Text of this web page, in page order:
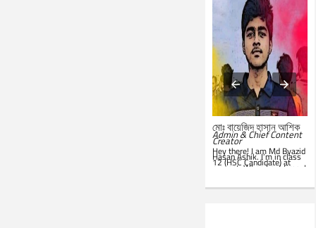
মোঃ বায়েজিদ হাসান আশিক
Admin & Chief Content
Creator
Hey there! I am Md Byazid
Hasan Ashik. I’m in class
12 (HSC Candidate) at
present. When I get time, I
like this website. Best of
luck!